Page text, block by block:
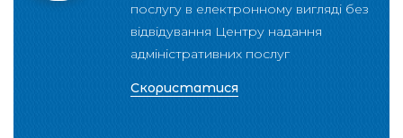
послугу в електронному вигляді без
відвідування Центру надання
адміністративних послуг
Скористатися